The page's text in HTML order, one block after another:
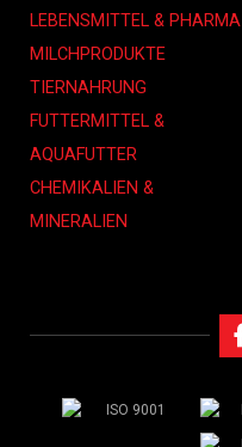
LEBENSMITTEL & PHARMA
MILCHPRODUKTE
TIERNAHRUNG
FUTTERMITTEL &
AQUAFUTTER
CHEMIKALIEN &
MINERALIEN